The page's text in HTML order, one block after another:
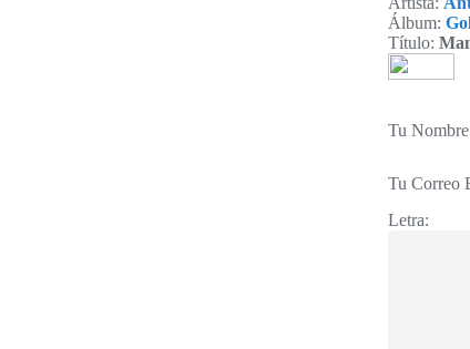
Álbum:
Título:
Tu
Tu Correo
Letra: